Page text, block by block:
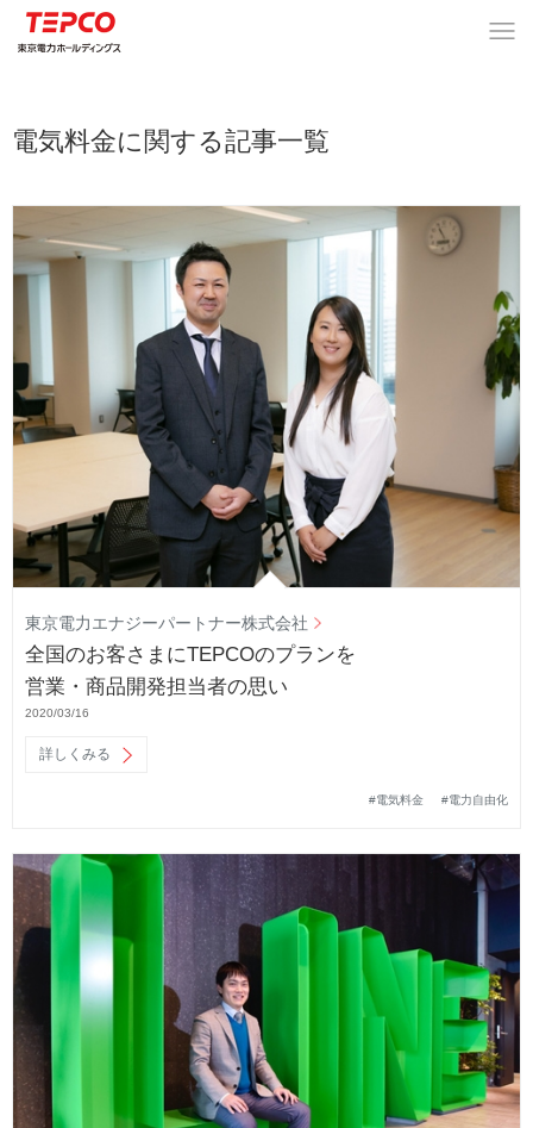
電気料金に関する記事一覧
東京電力エナジーパートナー株式会社
全国のお客さまにTEPCOのプランを
営業・商品開発担当者の思い
2020/03/16
詳しくみる
#電気料金 #電力自由化